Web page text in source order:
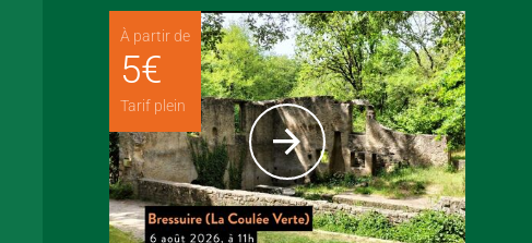
À partir de
5€
Tarif plein